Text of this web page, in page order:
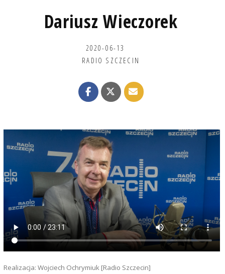
Dariusz Wieczorek
2020-06-13
RADIO SZCZECIN
Realizacja: Wojciech Ochrymiuk [Radio Szczecin]